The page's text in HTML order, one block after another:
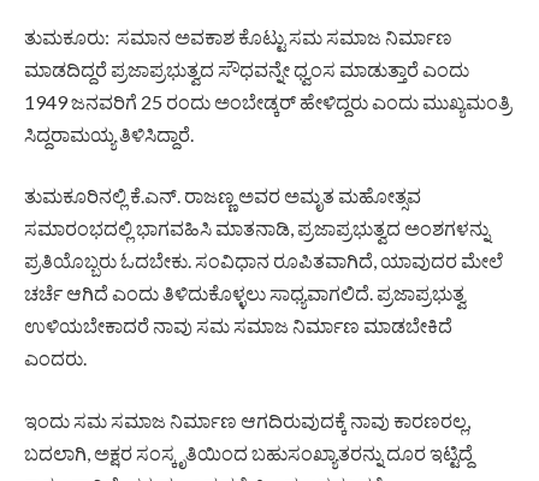
ತುಮಕೂರು: ಸಮಾನ ಅವಕಾಶ ಕೊಟ್ಟು ಸಮ ಸಮಾಜ ನಿರ್ಮಾಣ
ಮಾಡದಿದ್ದರೆ ಪ್ರಜಾಪ್ರಭುತ್ವದ ಸೌಧವನ್ನೇ ಧ್ವಂಸ ಮಾಡುತ್ತಾರೆ ಎಂದು
1949 ಜನವರಿಗೆ 25 ರಂದು ಅಂಬೇಡ್ಕರ್‌ ಹೇಳಿದ್ದರು ಎಂದು ಮುಖ್ಯಮಂತ್ರಿ
ಸಿದ್ದರಾಮಯ್ಯ ತಿಳಿಸಿದ್ದಾರೆ.
ತುಮಕೂರಿನಲ್ಲಿ ಕೆ.ಎನ್.‌ ರಾಜಣ್ಣ ಅವರ ಅಮೃತ ಮಹೋತ್ಸವ
ಸಮಾರಂಭದಲ್ಲಿ ಭಾಗವಹಿಸಿ ಮಾತನಾಡಿ, ಪ್ರಜಾಪ್ರಭುತ್ವದ ಅಂಶಗಳನ್ನು
ಪ್ರತಿಯೊಬ್ಬರು ಓದಬೇಕು. ಸಂವಿಧಾನ ರೂಪಿತವಾಗಿದೆ, ಯಾವುದರ ಮೇಲೆ
ಚರ್ಚೆ ಆಗಿದೆ ಎಂದು ತಿಳಿದುಕೊಳ್ಳಲು ಸಾಧ್ಯವಾಗಲಿದೆ. ಪ್ರಜಾಪ್ರಭುತ್ವ
ಉಳಿಯಬೇಕಾದರೆ ನಾವು ಸಮ ಸಮಾಜ ನಿರ್ಮಾಣ ಮಾಡಬೇಕಿದೆ
ಎಂದರು.
ಇಂದು ಸಮ ಸಮಾಜ ನಿರ್ಮಾಣ ಆಗದಿರುವುದಕ್ಕೆ ನಾವು ಕಾರಣರಲ್ಲ,
ಬದಲಾಗಿ, ಅಕ್ಷರ ಸಂಸ್ಕೃತಿಯಿಂದ ಬಹುಸಂಖ್ಯಾತರನ್ನು ದೂರ ಇಟ್ಟಿದ್ದೆ